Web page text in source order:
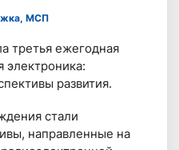
МСП
третья ежегодная
электроника:
развития.
стали
направленные на